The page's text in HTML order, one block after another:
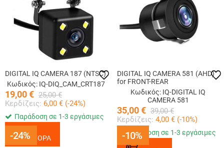
-24%
DIGITAL IQ CAMERA 187 (NTSC)
Κωδικός: IQ-DIQ_CAM_CRT187
19,00€ 25,00 €
Κερδίζεις: 6,00 € (-24%)
-24%
Παράδοση σε 1-3 εργάσιμες
ΑΓΟΡΑ -10%
DIGITAL IQ CAMERA 581 (AHD)
for FRONT-REAR
Κωδικός: IQ-DIGITAL IQ
CAMERA 581
35,00€ 39,00 €
Κερδίζεις: 4,00 € (-10%)
-10%
Παράδοση σε 1-3 εργάσιμες